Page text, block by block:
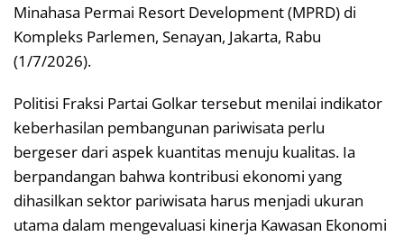
Minahasa Permai Resort Development (MPRD) di
Kompleks Parlemen, Senayan, Jakarta, Rabu
(1/7/2026).
Politisi Fraksi Partai Golkar tersebut menilai indikator
keberhasilan pembangunan pariwisata perlu
bergeser dari aspek kuantitas menuju kualitas. Ia
berpandangan bahwa kontribusi ekonomi yang
dihasilkan sektor pariwisata harus menjadi ukuran
utama dalam mengevaluasi kinerja Kawasan Ekonomi